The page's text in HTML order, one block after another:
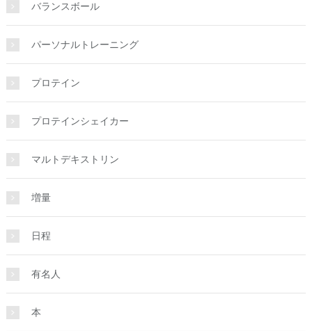
バランスボール
パーソナルトレーニング
プロテイン
プロテインシェイカー
マルトデキストリン
増量
日程
有名人
本